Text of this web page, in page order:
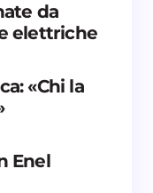
da
elettriche
«Chi la
Enel